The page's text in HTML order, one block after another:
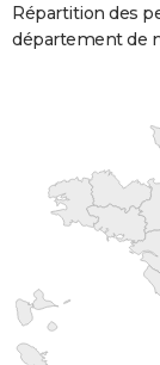
Répartition des
département de